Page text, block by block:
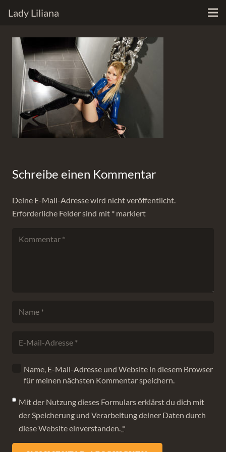
Lady Liliana
Schreibe einen Kommentar
Deine E-Mail-Adresse wird nicht veröffentlicht.
Erforderliche Felder sind mit * markiert
Name, E-Mail-Adresse und Website in diesem Browser
für meinen nächsten Kommentar speichern.
Mit der Nutzung dieses Formulars erklärst du dich mit
der Speicherung und Verarbeitung deiner Daten durch
diese Website einverstanden. *